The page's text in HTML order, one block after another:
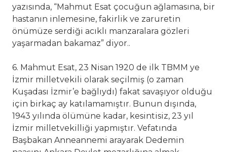
yazısında, “Mahmut Esat çocuğun ağlamasına, bir
hastanın inlemesine, fakirlik ve zaruretin
önümüze serdiği acıklı manzaralara gözleri
yaşarmadan bakamaz” diyor..
6. Mahmut Esat, 23 Nisan 1920 de ilk TBMM ye
İzmir milletvekili olarak seçilmiş (o zaman
Kuşadası İzmir’e bağlıydı) fakat savaşıyor olduğu
için birkaç ay katılamamıştır. Bunun dışında,
1943 yılında ölümüne kadar, kesintisiz, 23 yıl
İzmir milletvekilliği yapmıştır. Vefatında
Başbakan Anneannemi arayarak Dedemin